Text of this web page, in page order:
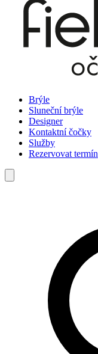
Brýle
Sluneční brýle
Designer
Kontaktní čočky
Služby
Rezervovat termín